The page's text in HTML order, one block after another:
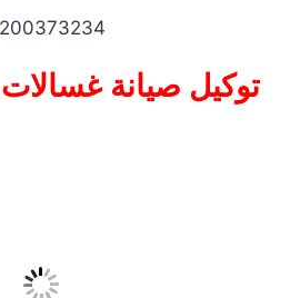
توكيل صيانة غسالات